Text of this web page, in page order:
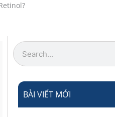
Search
BÀI VIẾT MỚI